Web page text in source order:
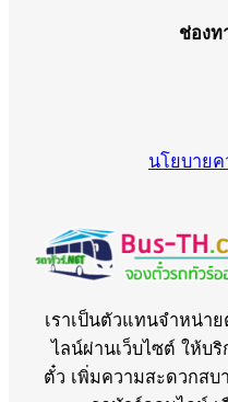
ช่องท
นโยบาย
เราเป็นตัวแทนจำหน่า
ไลน์ผ่านเว็บไซต์ ให้บ
ตั๋ว เพิ่มความสะดวกสบ